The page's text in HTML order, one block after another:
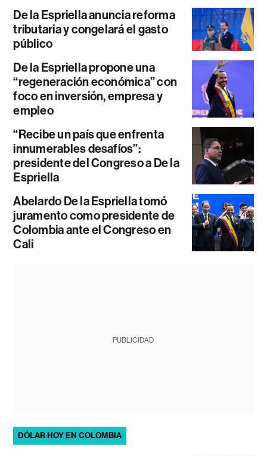
De la Espriella anuncia reforma
tributaria y congelará el gasto
público
De la Espriella propone una
“regeneración económica” con
foco en inversión, empresa y
empleo
“Recibe un país que enfrenta
innumerables desafíos”:
presidente del Congreso a De la
Espriella
Abelardo De la Espriella tomó
juramento como presidente de
Colombia ante el Congreso en
Cali
PUBLICIDAD
DÓLAR HOY EN COLOMBIA